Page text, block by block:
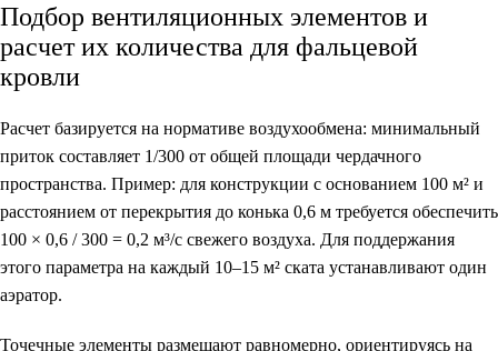
Подбор вентиляционных элементов и
расчет их количества для фальцевой
кровли
Расчет базируется на нормативе воздухообмена: минимальный
приток составляет 1/300 от общей площади чердачного
пространства. Пример: для конструкции с основанием 100 м² и
расстоянием от перекрытия до конька 0,6 м требуется обеспечить
100 × 0,6 / 300 = 0,2 м³/с свежего воздуха. Для поддержания
этого параметра на каждый 10–15 м² ската устанавливают один
аэратор.
Точечные элементы размещают равномерно, ориентируясь на